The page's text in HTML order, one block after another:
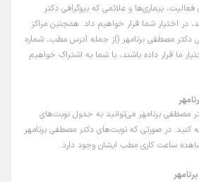
بیماری‌ها و علائمی که بیوگرافی دکتر
در اختیار شما قرار خواهیم داد. همچنین مراکز
دکتر مصطفی برنامهر (از جمله آدرس مطب، شماره
ما قرار داده باشند، با شما به اشتراک خواهیم
مصطفی برنامهر می‌توانید به جدول نوبت‌های
در صورتی که نوبت‌های دکتر مصطفی برنامهر
ساعت کاری مطب ایشان وجود دارد.